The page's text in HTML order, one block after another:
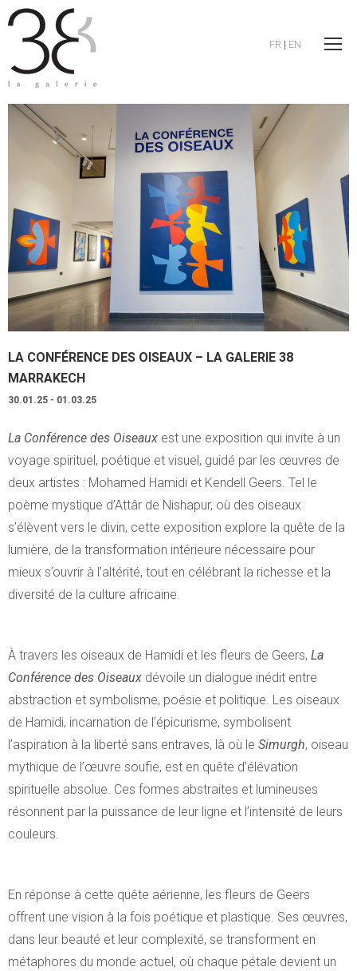
FR | EN
LA CONFÉRENCE DES OISEAUX – LA GALERIE 38
MARRAKECH
30.01.25 - 01.03.25
La Conférence des Oiseaux est une exposition qui invite à un
voyage spirituel, poétique et visuel, guidé par les œuvres de
deux artistes : Mohamed Hamidi et Kendell Geers. Tel le
poème mystique d’Attâr de Nishapur, où des oiseaux
s’élèvent vers le divin, cette exposition explore la quête de la
lumière, de la transformation intérieure nécessaire pour
mieux s’ouvrir à l’altérité, tout en célébrant la richesse et la
diversité de la culture africaine.
À travers les oiseaux de Hamidi et les fleurs de Geers, La
Conférence des Oiseaux dévoile un dialogue inédit entre
abstraction et symbolisme, poésie et politique. Les oiseaux
de Hamidi, incarnation de l’épicurisme, symbolisent
l’aspiration à la liberté sans entraves, là où le Simurgh, oiseau
mythique de l’œuvre soufie, est en quête d’élévation
spirituelle absolue. Ces formes abstraites et lumineuses
résonnent par la puissance de leur ligne et l’intensité de leurs
couleurs.
En réponse à cette quête aérienne, les fleurs de Geers
offrent une vision à la fois poétique et plastique. Ses œuvres,
dans leur beauté et leur complexité, se transforment en
métaphores du monde actuel, où chaque pétale devient un